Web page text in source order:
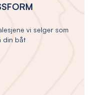
vi selger som
din båt